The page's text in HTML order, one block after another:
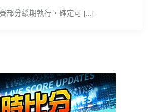
部分緩期執行，確定可 […]